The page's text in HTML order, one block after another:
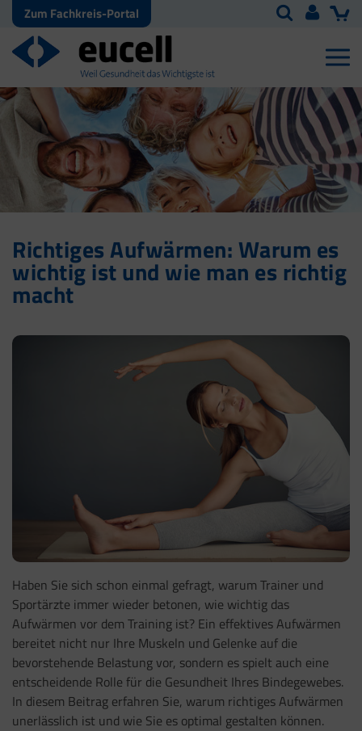
Zum Fachkreis-Portal
Richtiges Aufwärmen: Warum es
wichtig ist und wie man es richtig
macht
Haben Sie sich schon einmal gefragt, warum Trainer und
Sportärzte immer wieder betonen, wie wichtig das
Aufwärmen vor dem Training ist? Ein effektives Aufwärmen
bereitet nicht nur Ihre Muskeln und Gelenke auf die
bevorstehende Belastung vor, sondern es spielt auch eine
entscheidende Rolle für die Gesundheit Ihres Bindegewebes.
In diesem Beitrag erfahren Sie, warum richtiges Aufwärmen
unerlässlich ist und wie Sie es optimal gestalten können.